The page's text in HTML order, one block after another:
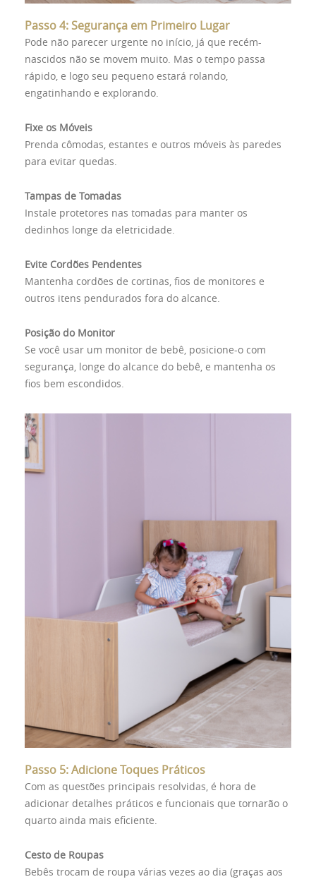
Passo 4: Segurança em Primeiro Lugar
Pode não parecer urgente no início, já que recém-
nascidos não se movem muito. Mas o tempo passa
rápido, e logo seu pequeno estará rolando,
engatinhando e explorando.
Fixe os Móveis
Prenda cômodas, estantes e outros móveis às paredes
para evitar quedas.
Tampas de Tomadas
Instale protetores nas tomadas para manter os
dedinhos longe da eletricidade.
Evite Cordões Pendentes
Mantenha cordões de cortinas, fios de monitores e
outros itens pendurados fora do alcance.
Posição do Monitor
Se você usar um monitor de bebê, posicione-o com
segurança, longe do alcance do bebê, e mantenha os
fios bem escondidos.
Passo 5: Adicione Toques Práticos
Com as questões principais resolvidas, é hora de
adicionar detalhes práticos e funcionais que tornarão o
quarto ainda mais eficiente.
Cesto de Roupas
Bebês trocam de roupa várias vezes ao dia (graças aos